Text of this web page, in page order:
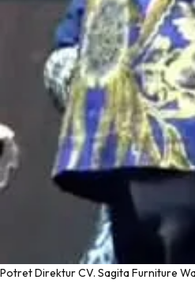
Potret Direktur CV. Sagita Furniture